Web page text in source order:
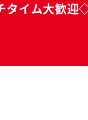
タイム大歓迎